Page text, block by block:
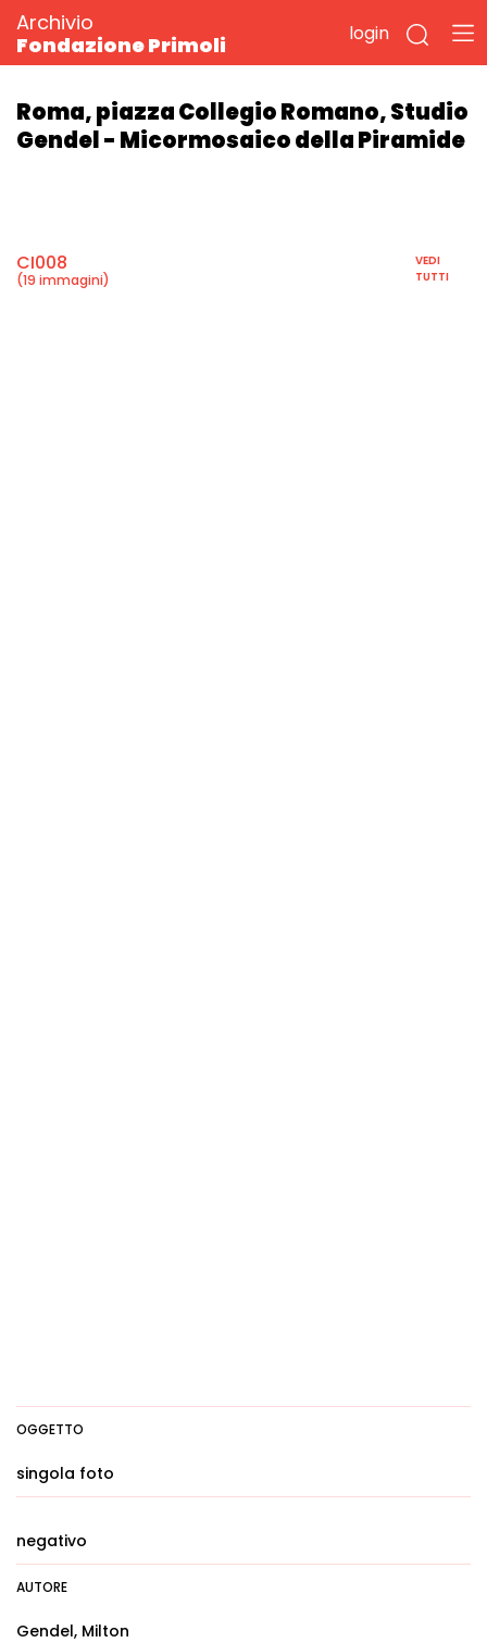
Archivio
Fondazione Primoli
login
Roma, piazza Collegio Romano, Studio
Gendel - Micormosaico della Piramide
CI008
(19 immagini)
VEDI
TUTTI
OGGETTO
singola foto
negativo
AUTORE
Gendel, Milton